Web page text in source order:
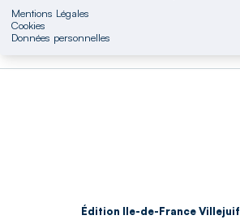
Mentions Légales
Cookies
Données personnelles
Édition Ile-de-France Villejuif